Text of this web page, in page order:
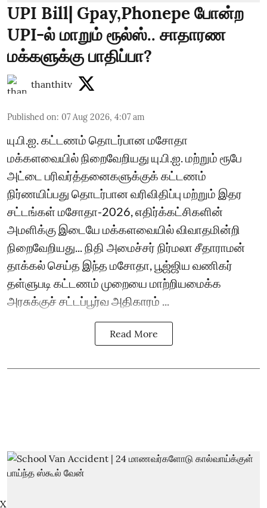
UPI Bill| Gpay,Phonepe போன்ற
UPI-ல் மாறும் ரூல்ஸ்.. சாதாரண
மக்களுக்கு பாதிப்பா?
thanthitv
Published on: 07 Aug 2026, 4:07 am
யு.பி.ஐ. கட்டணம் தொடர்பான மசோதா
மக்களவையில் நிறைவேறியது யு.பி.ஐ. மற்றும் ரூபே
அட்டை பரிவர்த்தனைகளுக்குக் கட்டணம்
நிர்ணயிப்பது தொடர்பான வரிவிதிப்பு மற்றும் இதர
சட்டங்கள் மசோதா-2026, எதிர்க்கட்சிகளின்
அமளிக்கு இடையே மக்களவையில் விவாதமின்றி
நிறைவேறியது... நிதி அமைச்சர் நிர்மலா சீதாராமன்
தாக்கல் செய்த இந்த மசோதா, பூஜ்ஜிய வணிகர்
தள்ளுபடி கட்டணம் முறையை மாற்றியமைக்க
அரசுக்குச் சட்டப்பூர்வ அதிகாரம் ...
Read More
X